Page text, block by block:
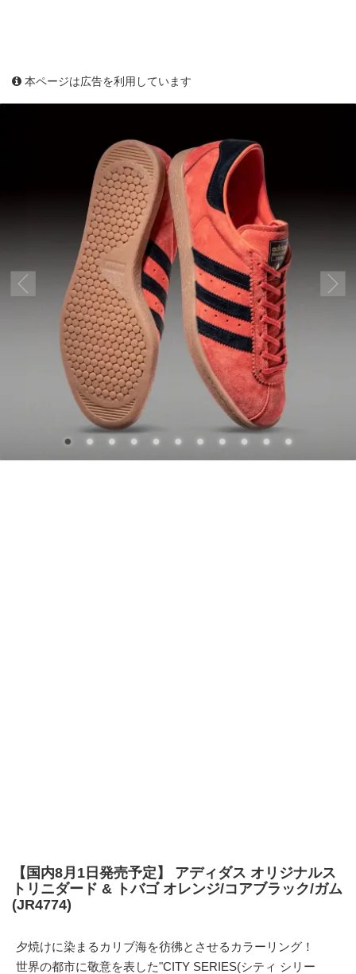
本ページは広告を利用しています
【国内8月1日発売予定】 アディダス オリジナルス
トリニダード & トバゴ オレンジ/コアブラック/ガム
(JR4774)
夕焼けに染まるカリブ海を彷彿とさせるカラーリング！
世界の都市に敬意を表した"CITY SERIES(シティ シリー